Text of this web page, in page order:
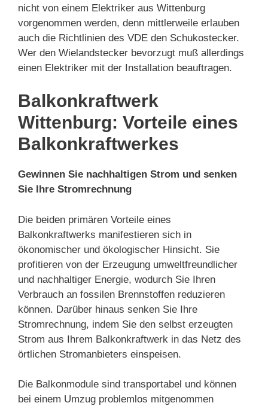
nicht von einem Elektriker aus Wittenburg
vorgenommen werden, denn mittlerweile erlauben
auch die Richtlinien des VDE den Schukostecker.
Wer den Wielandstecker bevorzugt muß allerdings
einen Elektriker mit der Installation beauftragen.
Balkonkraftwerk
Wittenburg: Vorteile eines
Balkonkraftwerkes
Gewinnen Sie nachhaltigen Strom und senken
Sie Ihre Stromrechnung
Die beiden primären Vorteile eines
Balkonkraftwerks manifestieren sich in
ökonomischer und ökologischer Hinsicht. Sie
profitieren von der Erzeugung umweltfreundlicher
und nachhaltiger Energie, wodurch Sie Ihren
Verbrauch an fossilen Brennstoffen reduzieren
können. Darüber hinaus senken Sie Ihre
Stromrechnung, indem Sie den selbst erzeugten
Strom aus Ihrem Balkonkraftwerk in das Netz des
örtlichen Stromanbieters einspeisen.
Die Balkonmodule sind transportabel und können
bei einem Umzug problemlos mitgenommen